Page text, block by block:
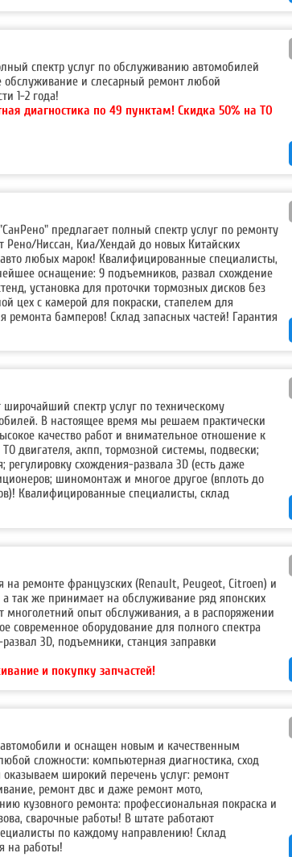
спектр услуг по обслуживанию автомобилей
обслуживание и слесарный ремонт любой
1-2 года!
диагностика по 49 пунктам! Скидка 50% на ТО
предлагает полный спектр услуг по ремонту
Ниссан, Киа/Хендай до новых Китайских
любых марок! Квалифицированные специалисты,
оснащение: 9 подъемников, развал схождение
установка для проточки тормозных дисков без
цех с камерой для покраски, стапелем для
ремонта бамперов! Склад запасных частей! Гарантия
спектр услуг по техническому
В настоящее время мы решаем практически
качество работ и внимательное отношение к
двигателя, акпп, тормозной системы, подвески;
схождения-развала 3D (есть даже
шиномонтаж и многое другое (вплоть до
Квалифицированные специалисты, склад
на ремонте французских (Renault, Peugeot, Citroen) и
так же принимает на обслуживание ряд японских
многолетний опыт обслуживания, а в распоряжении
современное оборудование для полного спектра
3D, подъемники, станция заправки
и покупку запчастей!
и оснащен новым и качественным
сложности: компьютерная диагностика, сход
широкий перечень услуг: ремонт
ремонт двс и даже ремонт мото,
кузовного ремонта: профессиональная покраска и
сварочные работы! В штате работают
по каждому направлению! Склад
на работы!